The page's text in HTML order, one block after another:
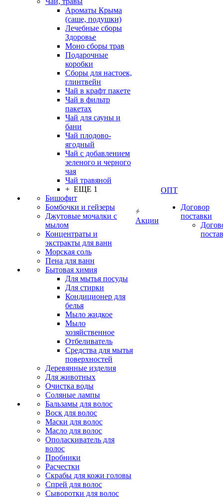
Ароматы Крыма
(саше, подушки)
Лечебные сборы
Здоровье
Моно сборы трав
Подарочные
коробки
Сборы для настоек,
глинтвейн
Чай в крафт пакете
Чай в фильтр
пакетах
Чай для сауны и
бани
Чай плодово-
ягодный
Чай с добавлением
зеленого и черного
чая
Чай травяной
+ ЕЩЕ 1
Бишофит
Бомбочки и гейзеры
Джутовые мочалки с
мылом
Концентраты и
экстракты для ванн
Морская соль
Пена для ванн
Бытовая химия
Для мытья посуды
Для стирки
Кондиционер для
белья
Мыло жидкое
Мыло
хозяйственное
Отбеливатель
Средства для мытья
поверхностей
Деревянные изделия
Для животных
Очистка воды
Соляные лампы
Бальзамы для волос
Воск для волос
Маски для волос
Масло для волос
Ополаскиватель для
волос
Пробники
Расчестки
Скрабы для кожи головы
Спрей для волос
Сыворотки для волос
Акции
ОПТ
Договор
поставки